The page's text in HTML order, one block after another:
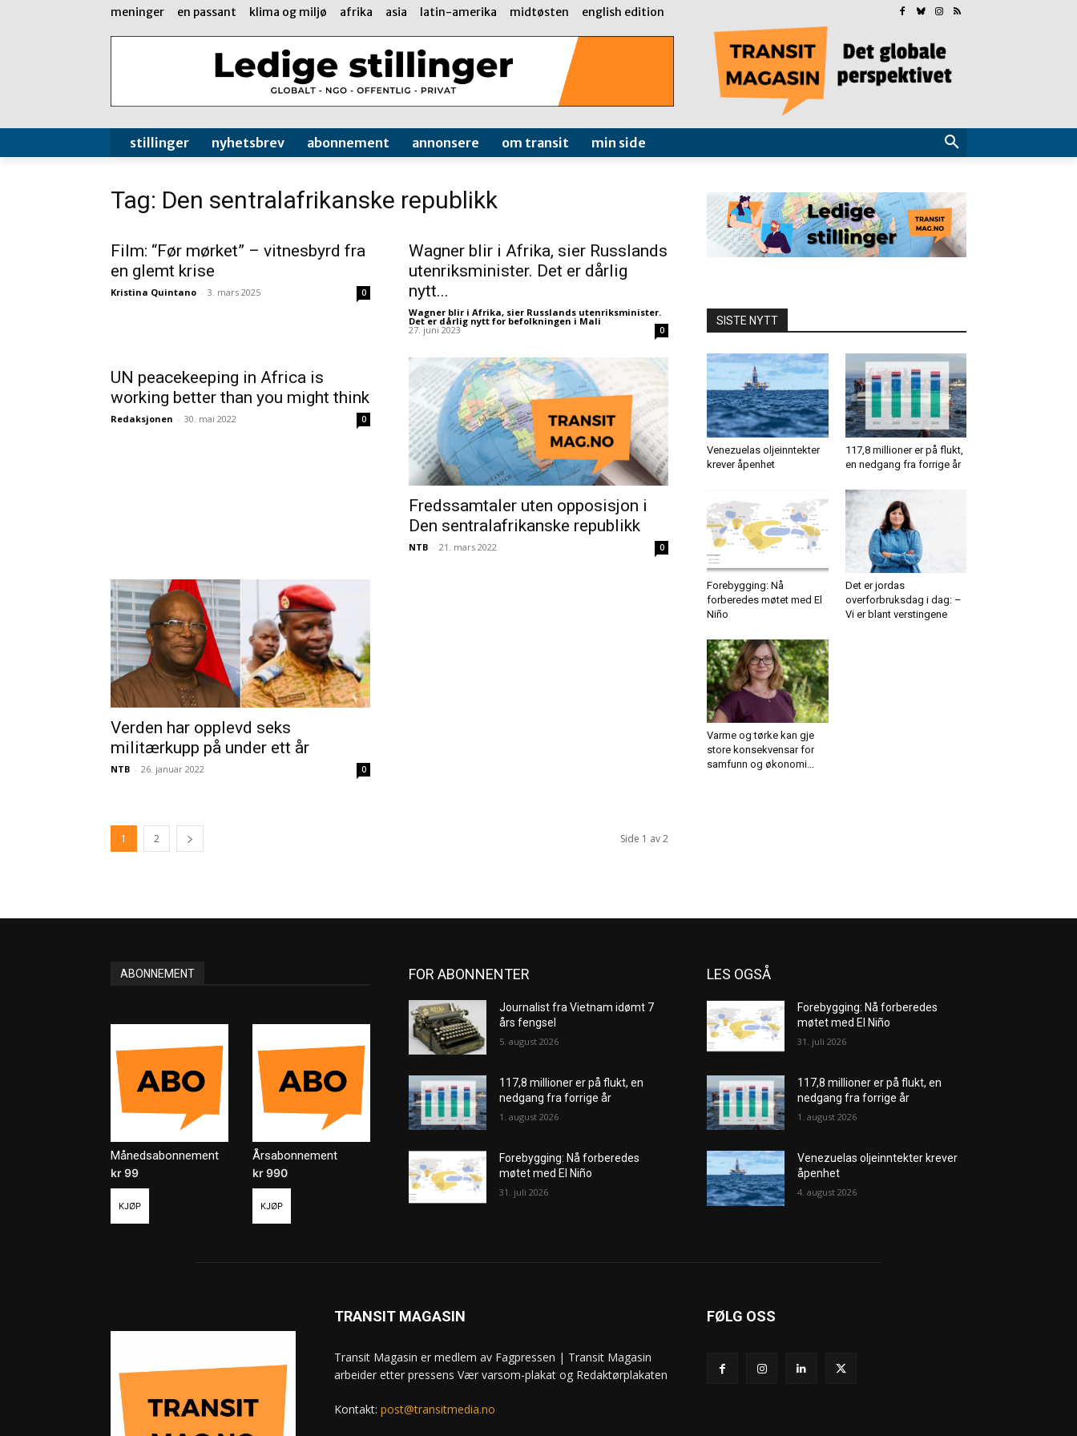
meninger en passant klima og miljø afrika asia latin-amerika midtøsten english edition
stillinger nyhetsbrev abonnement annonsere om transit min side
Tag: Den sentralafrikanske republikk
Film: “Før mørket” – vitnesbyrd fra
en glemt krise
Kristina Quintano - 3. mars 2025 0
Wagner blir i Afrika, sier Russlands
utenriksminister. Det er dårlig
nytt...
Wagner blir i Afrika, sier Russlands utenriksminister.
Det er dårlig nytt for befolkningen i Mali -
27. juni 2023 0
UN peacekeeping in Africa is
working better than you might think
Redaksjonen - 30. mai 2022 0
Fredssamtaler uten opposisjon i
Den sentralafrikanske republikk
NTB - 21. mars 2022 0
Verden har opplevd seks
militærkupp på under ett år
NTB - 26. januar 2022 0
1 2 Side 1 av 2
SISTE NYTT
Venezuelas oljeinntekter
krever åpenhet
117,8 millioner er på flukt,
en nedgang fra forrige år
Forebygging: Nå
forberedes møtet med El
Niño
Det er jordas
overforbruksdag i dag: –
Vi er blant verstingene
Varme og tørke kan gje
store konsekvensar for
samfunn og økonomi...
ABONNEMENT
Månedsabonnement
kr99
KJØP
Årsabonnement
kr990
KJØP
FOR ABONNENTER
Journalist fra Vietnam idømt 7
års fengsel
5. august 2026
117,8 millioner er på flukt, en
nedgang fra forrige år
1. august 2026
Forebygging: Nå forberedes
møtet med El Niño
31. juli 2026
LES OGSÅ
Forebygging: Nå forberedes
møtet med El Niño
31. juli 2026
117,8 millioner er på flukt, en
nedgang fra forrige år
1. august 2026
Venezuelas oljeinntekter krever
åpenhet
4. august 2026
TRANSIT MAGASIN
Transit Magasin er medlem av Fagpressen | Transit Magasin
arbeider etter pressens Vær varsom-plakat og Redaktørplakaten
Kontakt: post@transitmedia.no
FØLG OSS